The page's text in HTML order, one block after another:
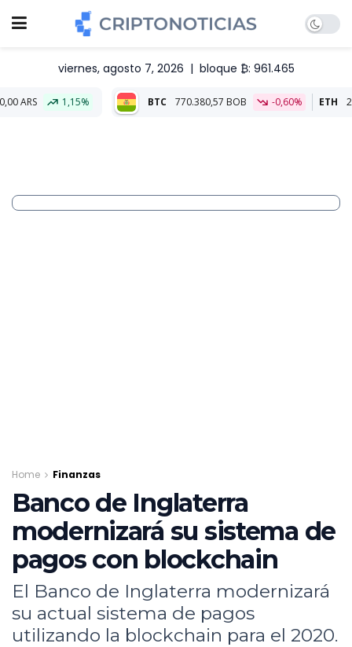
viernes, agosto 7, 2026 | bloque ₿: 961.465
1,15% BTC 770.380,57 BOB -0,60% ETH 22.722,52 BOB
Home Finanzas
Banco de Inglaterra
modernizará su sistema de
pagos con blockchain
El Banco de Inglaterra modernizará
su actual sistema de pagos
utilizando la blockchain para el 2020.